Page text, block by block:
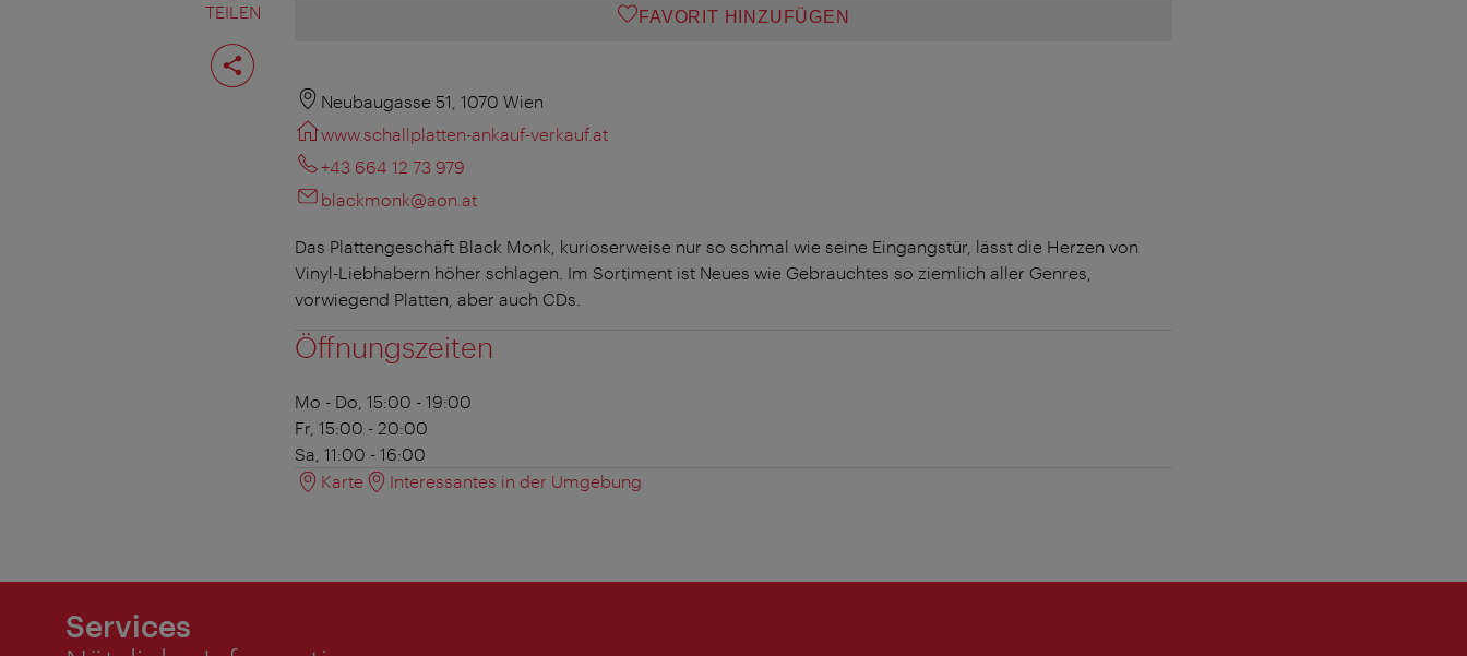
TEILEN
Seite
teilen
FAVORIT HINZUFÜGEN
Neubaugasse 51, 1070 Wien
www.schallplatten-ankauf-verkauf.at
+43 664 12 73 979
blackmonk@aon.at
Das Plattengeschäft Black Monk, kurioserweise nur so schmal wie seine Eingangstür, lässt die Herzen von
Vinyl-Liebhabern höher schlagen. Im Sortiment ist Neues wie Gebrauchtes so ziemlich aller Genres,
vorwiegend Platten, aber auch CDs.
Öffnungszeiten
Mo - Do, 15:00 - 19:00
Fr, 15:00 - 20:00
Sa, 11:00 - 16:00
Karte
Interessantes in der Umgebung
Services